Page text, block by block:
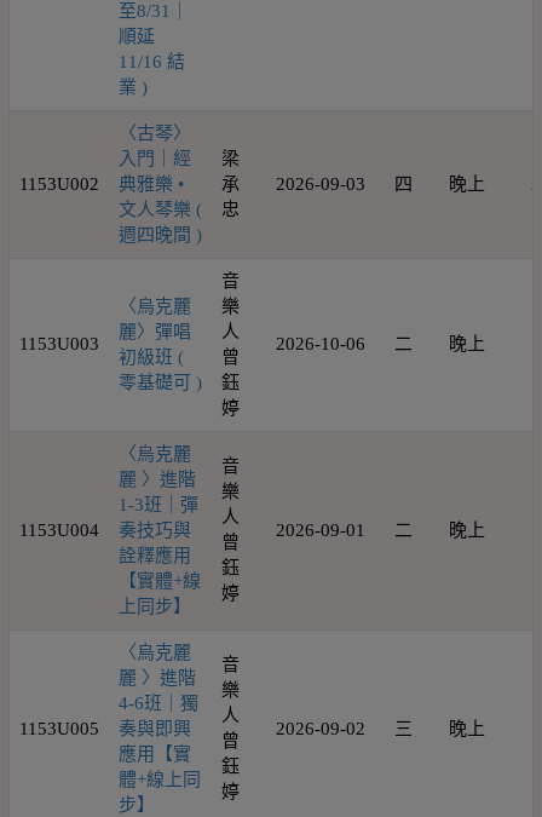
至8/31｜
順延
11/16 結
業 )
1153U002
〈古琴〉
入門｜經
典雅樂 •
文人琴樂 (
週四晚間 )
梁
承
忠
2026-09-03 四 晚上
1153U003
〈烏克麗
麗〉彈唱
初級班 (
零基礎可 )
音
樂
人
曾
鈺
婷
2026-10-06 二 晚上
1153U004
〈烏克麗
麗 〉進階
1-3班｜彈
奏技巧與
詮釋應用
【實體+線
上同步】
音
樂
人
曾
鈺
婷
2026-09-01 二 晚上
1153U005
〈烏克麗
麗 〉進階
4-6班｜獨
奏與即興
應用【實
體+線上同
步】
音
樂
人
曾
鈺
婷
2026-09-02 三 晚上